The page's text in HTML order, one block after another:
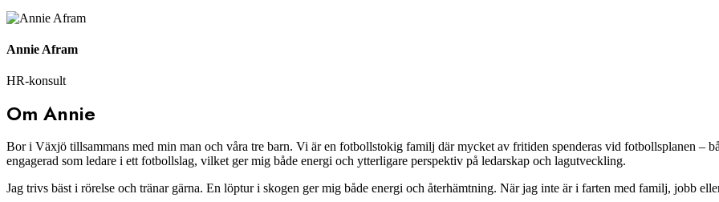
Annie Afram
HR-konsult
Om Annie
Bor i Växjö tillsammans med min man och våra tre barn. Vi är en fotbollstokig familj där mycket av fritiden spenderas vid fotbollsplanen –
engagerad som ledare i ett fotbollslag, vilket ger mig både energi och ytterligare perspektiv på ledarskap och lagutveckling.
Jag trivs bäst i rörelse och tränar gärna. En löptur i skogen ger mig både energi och återhämtning. När jag inte är i farten med familj, jobb